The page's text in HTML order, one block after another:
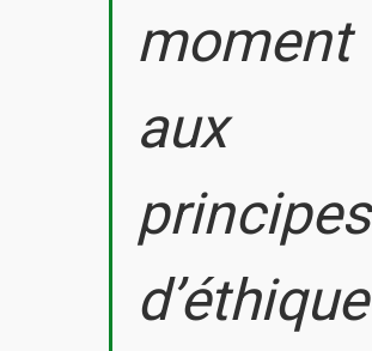
moment
aux
principes
d’éthique